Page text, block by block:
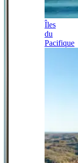
Îles
du
Pacifique